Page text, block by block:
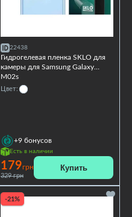
22438
Гидрогелевая пленка SKLO для
камеры для Samsung Galaxy
M02s
Цвет:
+9 бонусов
Есть в наличии
179грн
329 грн
Купить
-21%